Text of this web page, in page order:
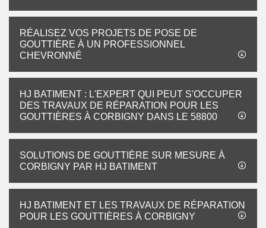
RÉALISEZ VOS PROJETS DE POSE DE
GOUTTIÈRE À UN PROFESSIONNEL
CHEVRONNÉ
HJ BATIMENT : L'EXPERT QUI PEUT S'OCCUPER
DES TRAVAUX DE RÉPARATION POUR LES
GOUTTIÈRES À CORBIGNY DANS LE 58800
SOLUTIONS DE GOUTTIÈRE SUR MESURE À
CORBIGNY PAR HJ BATIMENT
HJ BATIMENT ET LES TRAVAUX DE RÉPARATION
POUR LES GOUTTIÈRES À CORBIGNY